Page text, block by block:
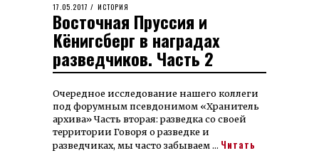
POSTED
ON
17.05.2017 22.03.2023
ИСТОРИЯ
Восточная Пруссия и
Кёнигсберг в наградах
разведчиков. Часть 2
Очередное исследование нашего коллеги
под форумным псевдонимом «Хранитель
архива» Часть вторая: разведка со своей
территории Говоря о разведке и
разведчиках, мы часто забываем … Читать